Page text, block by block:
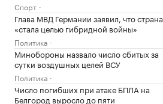
Спорт
Глава МВД Германии заявил, что страна
«стала целью гибридной войны»
Политика
Минобороны назвало число сбитых за
сутки воздушных целей ВСУ
Политика
Число погибших при атаке БПЛА на
Белгород выросло до пяти